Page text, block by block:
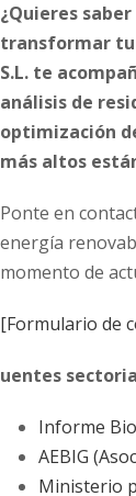
¿Quieres
transformar tu
S.L. te
análisis de
optimización
más altos
Ponte en
energía
momento de
[Formulario de
uentes
Informe
AEBIG
Ministerio